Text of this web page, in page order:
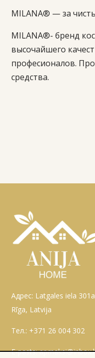
MILANA® — за
MILANA®- бренд
высочайшего
професионалов.
средства.
Адрес: Latgales iela
Rīga, Latvija
Тел.: +371 26 004 302
E-pasts: